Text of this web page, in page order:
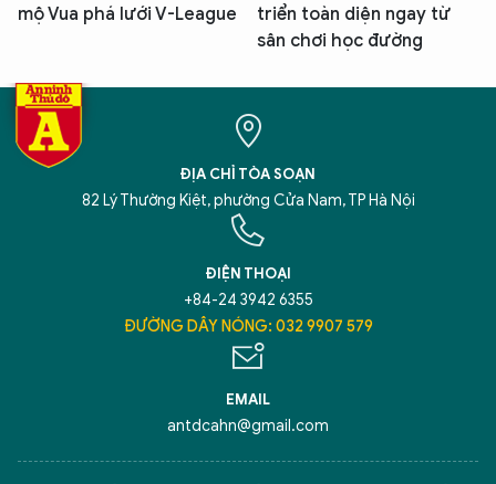
mộ Vua phá lưới V-League
triển toàn diện ngay từ
sân chơi học đường
ĐỊA CHỈ TÒA SOẠN
82 Lý Thường Kiệt, phường Cửa Nam, TP Hà Nội
ĐIỆN THOẠI
+84-24 3942 6355
ĐƯỜNG DÂY NÓNG: 032 9907 579
EMAIL
antdcahn@gmail.com